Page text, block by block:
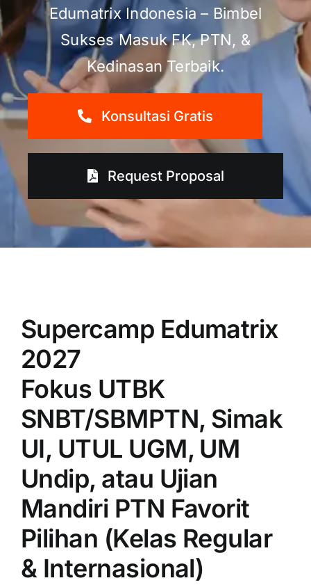
Edumatrix Indonesia – Bimbel
Sukses Masuk FK, PTN, &
Kedinasan Terbaik.
Konsultasi Gratis
Request Proposal
Supercamp Edumatrix
2027
Fokus UTBK
SNBT/SBMPTN, Simak
UI, UTUL UGM, UM
Undip, atau Ujian
Mandiri PTN Favorit
Pilihan (Kelas Regular
& Internasional)